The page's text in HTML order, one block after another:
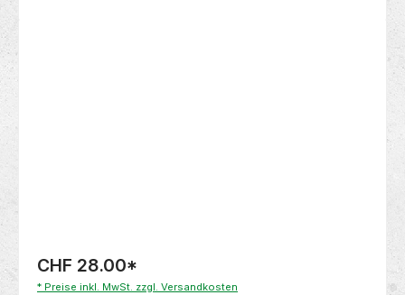
CHF 28.00*
* Preise inkl. MwSt. zzgl. Versandkosten